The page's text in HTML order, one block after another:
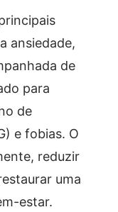
ansiedade,
de
para
de
e fobias. O
reduzir
uma
estar.